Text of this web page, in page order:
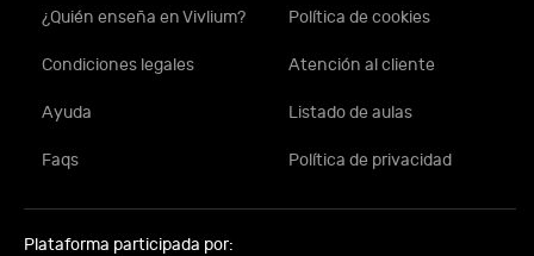
¿Quién enseña en Vivlium? Política de cookies
Condiciones legales Atención al cliente
Ayuda Listado de aulas
Faqs Política de privacidad
Plataforma participada por: